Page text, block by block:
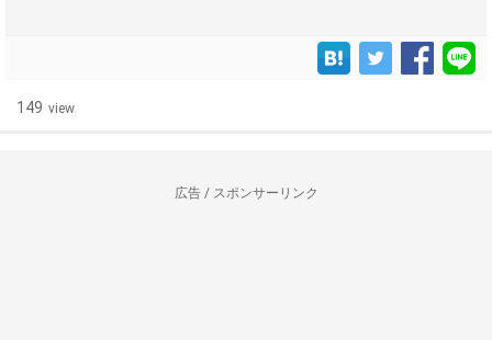
149 view
広告 / スポンサーリンク